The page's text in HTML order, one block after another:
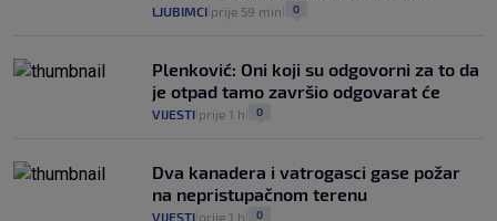
LJUBIMCI prije 59 min 0
Plenković: Oni koji su odgovorni za to da
je otpad tamo završio odgovarat će
VIJESTI prije 1 h 0
Dva kanadera i vatrogasci gase požar
na nepristupačnom terenu
VIJESTI prije 1 h 0